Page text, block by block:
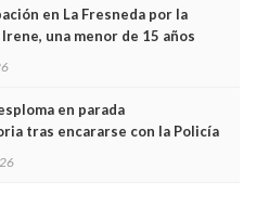
en La Fresneda por la
una menor de 15 años
en parada
tras encararse con la Policía